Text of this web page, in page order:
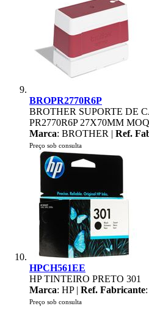
BROPR2770R6P
BROTHER SUPORTE DE
PR2770R6P 27X70MM
Marca: BROTHER | Ref.
Preço sob consulta
HPCH561EE
HP TINTEIRO PRETO 301
Marca: HP | Ref. Fabricante
Preço sob consulta